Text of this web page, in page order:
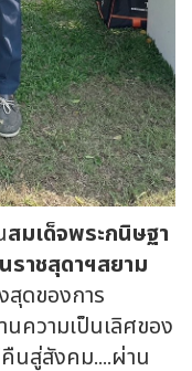
สมเด็จพระกนิษฐา
ราชสุดาฯสยาม
สุดของการ
นความเป็นเลิศของ
คืนสู่สังคม….ผ่าน